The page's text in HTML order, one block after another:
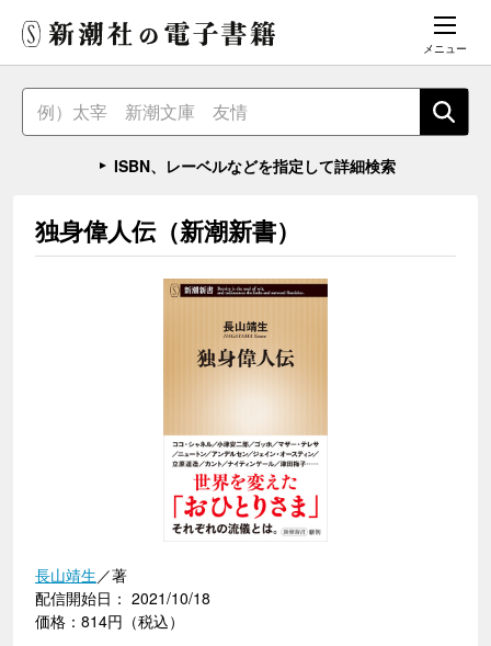
メニュー
ISBN、レーベルなどを指定して詳細検索
独身偉人伝（新潮新書）
長山靖生／著
配信開始日： 2021/10/18
価格：814円（税込）